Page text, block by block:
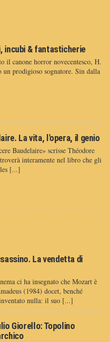
incubi & fantasticherie
il canone horror novecentesco, H.
un prodigioso sognatore. Sin dalla
La vita, l'opera, il genio
Baudelaire» scrisse Théodore
interamente nel libro che gli
[...]
La vendetta di
ci ha insegnato che Mozart è
(1984) docet, benché
nulla: il suo [...]
Giorello: Topolino